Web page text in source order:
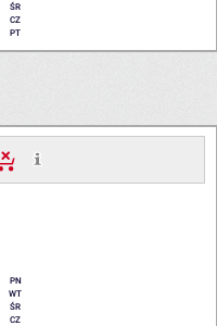
ŚR
CZ
PT
PN
WT
ŚR
CZ